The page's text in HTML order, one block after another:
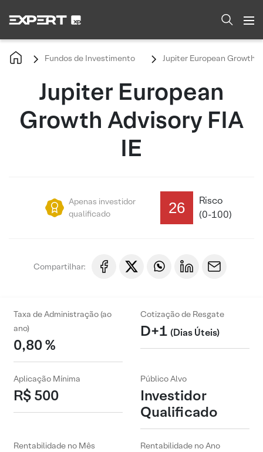
Fundos de Investimento Jupiter European Growth
Jupiter European
Growth Advisory FIA
IE
Apenas investidor
qualificado
26
Risco
(0-100)
Compartilhar:
Taxa de Administração (ao
ano)
0,80 %
Cotização de Resgate
D+1 (Dias Úteis)
Aplicação Mínima
R$ 500
Público Alvo
Investidor
Qualificado
Rentabilidade no Mês Rentabilidade no Ano